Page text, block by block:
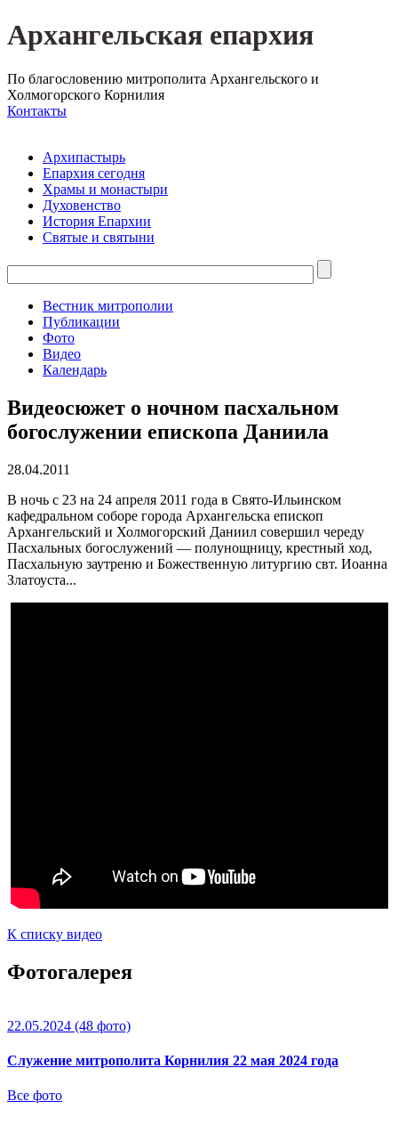
Архангельская епархия
По благословению митрополита Архангельского и
Холмогорского Корнилия
Контакты
Архипастырь
Епархия сегодня
Храмы и монастыри
Духовенство
История Епархии
Святые и святыни
Вестник митрополии
Публикации
Фото
Видео
Календарь
Видеосюжет о ночном пасхальном
богослужении епископа Даниила
28.04.2011
В ночь с 23 на 24 апреля 2011 года в Свято-Ильинском
кафедральном соборе города Архангельска епископ
Архангельский и Холмогорский Даниил совершил череду
Пасхальных богослужений — полунощницу, крестный ход,
Пасхальную заутреню и Божественную литургию свт. Иоанна
Златоуста...
К списку видео
Фотогалерея
22.05.2024 (48 фото)
Служение митрополита Корнилия 22 мая 2024 года
Все фото